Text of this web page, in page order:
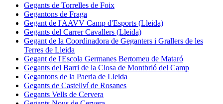
Gegants de Torrelles de Foix
Gegantons de Fraga
Gegant de l'AAVV Camp d'Esports (Lleida)
Gegants del Carrer Cavallers (Lleida)
Gegant de la Coordinadora de Geganters i Grallers de les
Terres de Lleida
Gegant de l'Escola Germanes Bertomeu de Mataró
Gegants del Barri de la Closa de Montbrió del Camp
Gegantons de la Paeria de Lleida
Gegants de Castellví de Rosanes
Gegants Vells de Cervera